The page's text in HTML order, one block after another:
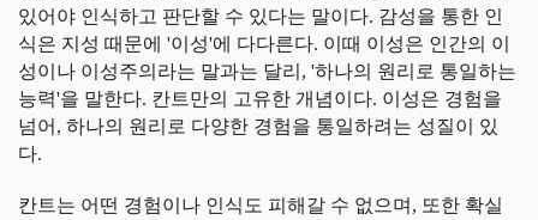
있어야 인식하고 판단할 수 있다는 말이다. 감성을 통한 인
식은 지성 때문에 '이성'에 다다른다. 이때 이성은 인간의 이
성이나 이성주의라는 말과는 달리, '하나의 원리로 통일하는
능력'을 말한다. 칸트만의 고유한 개념이다. 이성은 경험을
넘어, 하나의 원리로 다양한 경험을 통일하려는 성질이 있
다.
칸트는 어떤 경험이나 인식도 피해갈 수 없으며, 또한 확실